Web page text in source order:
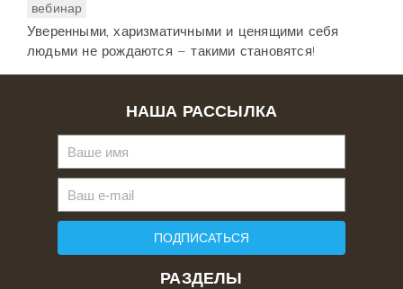
вебинар
Уверенными, харизматичными и ценящими себя
людьми не рождаются – такими становятся!
РАЗДЕЛЫ
НАША РАССЫЛКА
ПОДПИСАТЬСЯ